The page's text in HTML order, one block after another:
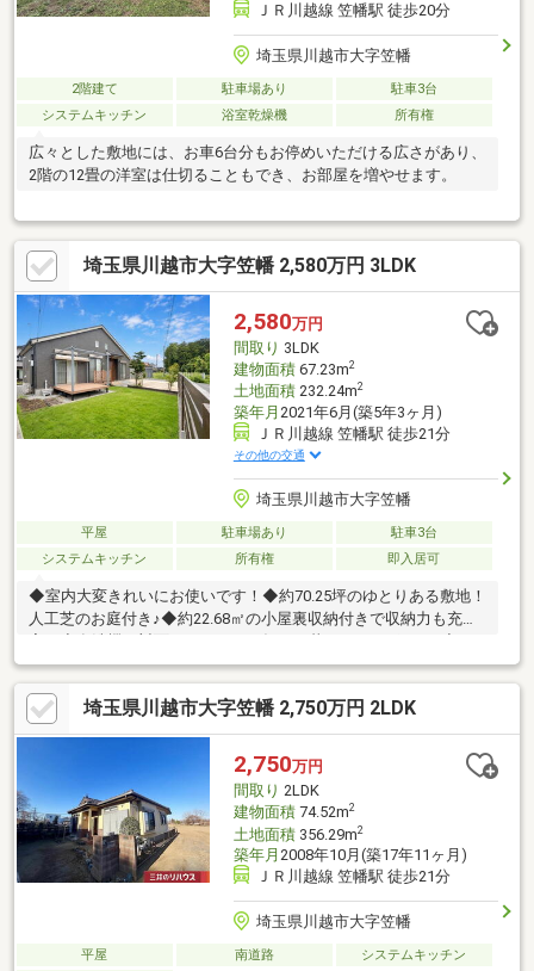
ＪＲ川越線 笠幡駅 徒歩20分
埼玉県川越市大字笠幡
2階建て 駐車場あり
駐車3台
システムキッチン
浴室乾燥機 所有権
広々とした敷地には、お車6台分もお停めいただける広さがあり、
2階の12畳の洋室は仕切ることもでき、お部屋を増やせます。
埼玉県川越市大字笠幡 2,580万円 3LDK
2,580万円
間取り 3LDK
建物面積67.23m2
土地面積232.24m2
築年月 2021年6月(築5年3ヶ月)
ＪＲ川越線 笠幡駅 徒歩21分
その他の交通
埼玉県川越市大字笠幡
平屋 駐車場あり
駐車3台
システムキッチン
所有権 即入居可
◆室内大変きれいにお使いです！◆約70.25坪のゆとりある敷地！
人工芝のお庭付き♪◆約22.68㎡の小屋裏収納付きで収納力も充
実！◆食洗機・対面キッチンなど毎日の暮らしをサポート♪◆カ
ースペース3台以上可能（車種による）【アクセス】・JR川越線
「笠幡」駅まで徒歩21分！・圏央鶴ヶ島ICまで車で約5分！各方面
へのアクセスも良好♪【周辺環境】・小学校まで徒歩10分！・中
学校まで徒歩17分！・幼稚園まで徒歩10分！・スーパーまで徒歩
19分！・コンビニまで徒歩10分！・公園まで徒歩13分！空家につ
きいつでも現地のご見学可能です♪
埼玉県川越市大字笠幡 2,750万円 2LDK
2,750万円
間取り 2LDK
建物面積74.52m2
土地面積356.29m2
築年月 2008年10月(築17年11ヶ月)
ＪＲ川越線 笠幡駅 徒歩21分
埼玉県川越市大字笠幡
平屋 南道路
システムキッチン